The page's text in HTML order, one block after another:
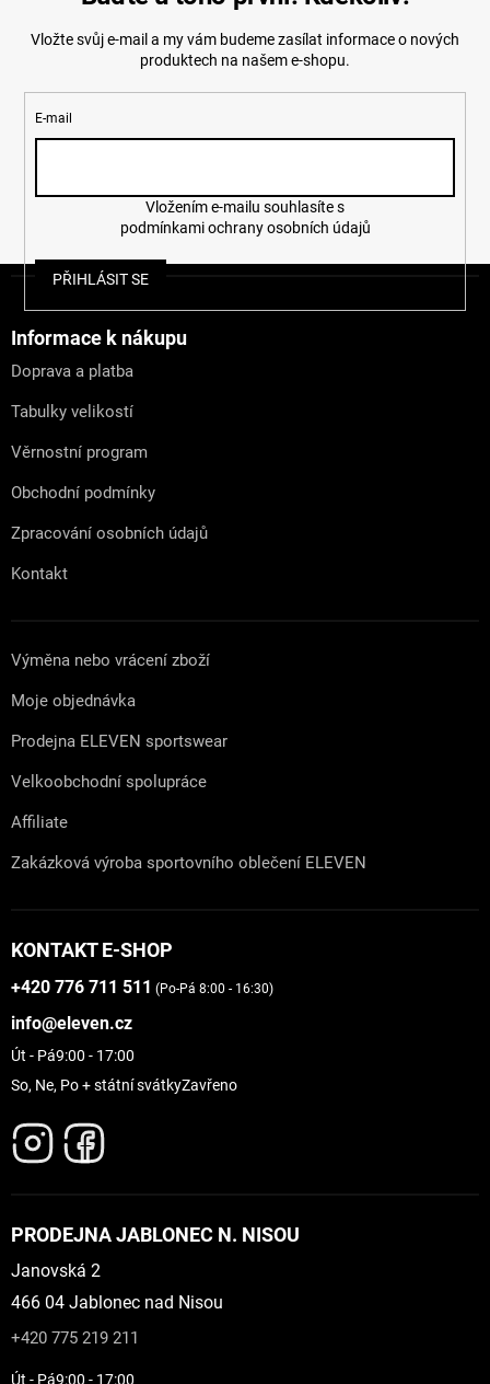
Vložte svůj e-mail a my vám budeme zasílat informace o nových
produktech na našem e-shopu.
E-mail
podmínkami ochrany osobních údajů
PŘIHLÁSIT SE
Informace k nákupu
Doprava a platba
Tabulky velikostí
Věrnostní program
Obchodní podmínky
Zpracování osobních údajů
Kontakt
Výměna nebo vrácení zboží
Moje objednávka
Prodejna ELEVEN sportswear
Velkoobchodní spolupráce
Affiliate
Zakázková výroba sportovního oblečení ELEVEN
KONTAKT E-SHOP
+420 776 711 511 (Po-Pá 8:00 - 16:30)
info@eleven.cz
Út - Pá9:00 - 17:00
So, Ne, Po + státní svátkyZavřeno
PRODEJNA JABLONEC N. NISOU
Janovská 2
466 04 Jablonec nad Nisou
+420 775 219 211
Út - Pá9:00 - 17:00